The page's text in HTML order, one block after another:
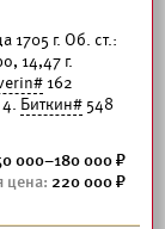
1705 г. Об. ст.:
14,47 г.
162
4. Биткин# 548
000–180 000
220 000